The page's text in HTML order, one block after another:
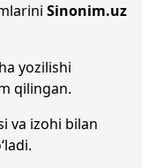
Sinonim.uz
yozilishi
qilingan.
va izohi bilan